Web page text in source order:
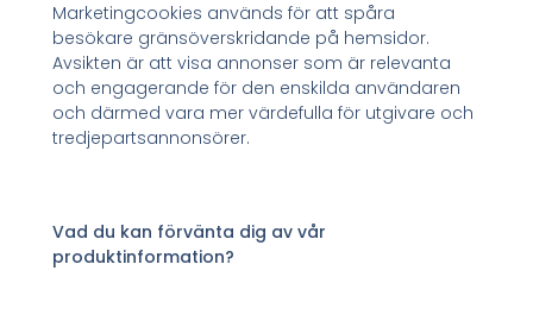
Marketingcookies används för att spåra
besökare gränsöverskridande på hemsidor.
Avsikten är att visa annonser som är relevanta
och engagerande för den enskilda användaren
och därmed vara mer värdefulla för utgivare och
tredjepartsannonsörer.
Vad du kan förvänta dig av vår
produktinformation?